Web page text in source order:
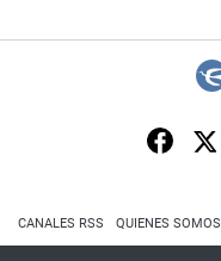
CANALES RSS QUIENES SOMOS